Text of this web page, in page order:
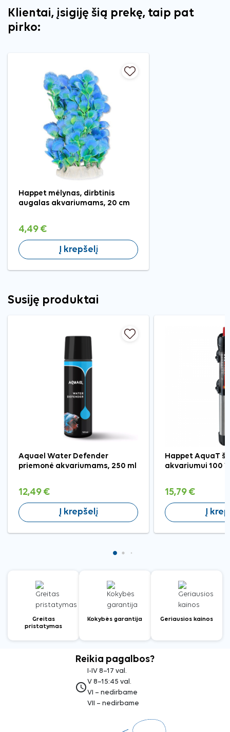
Klientai, įsigiję šią prekę, taip pat
pirko:
Happet mėlynas, dirbtinis
augalas akvariumams, 20 cm
4,49 €
Į krepšelį
Susiję produktai
Aquael Water Defender
priemonė akvariumams, 250 ml
12,49 €
Į krepšelį
Happet AquaT
akvariumui 100
15,79 €
Į
Greitas
pristatymas
Kokybės garantija Geriausios kainos
Reikia pagalbos?
access_time
I-IV 8–17 val.
V 8–15:45 val.
VI – nedirbame
VII – nedirbame